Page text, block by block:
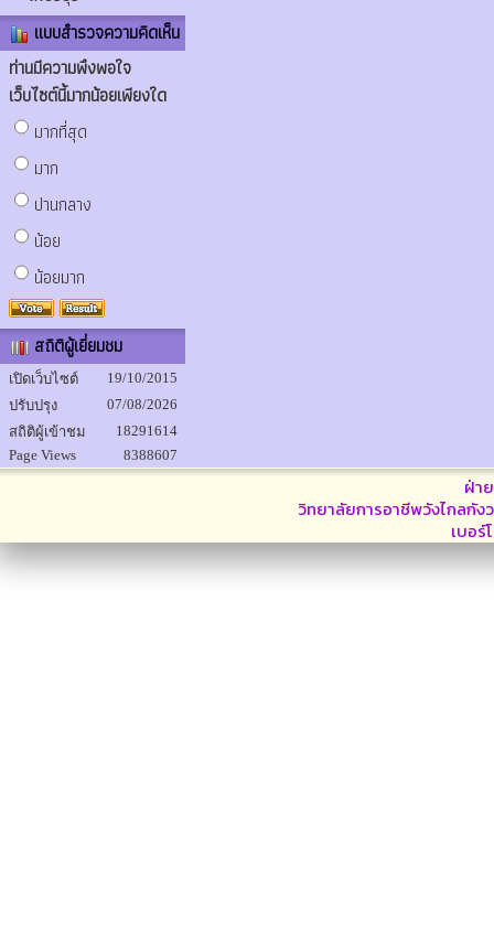
แบบสำรวจความคิดเห็น
ท่านมีความพึงพอใจ
เว็บไซต์นี้มากน้อยเพียงใด
มากที่สุด
มาก
ปานกลาง
น้อย
น้อยมาก
สถิติผู้เยี่ยมชม
เปิดเว็บไซต์
19/10/2015
ปรับปรุง
07/08/2026
สถิติผู้เข้าชม
18291614
Page Views
8388607
ฝ่า
วิทยาลัยการอาชีพวังไกลกัง
เบอ